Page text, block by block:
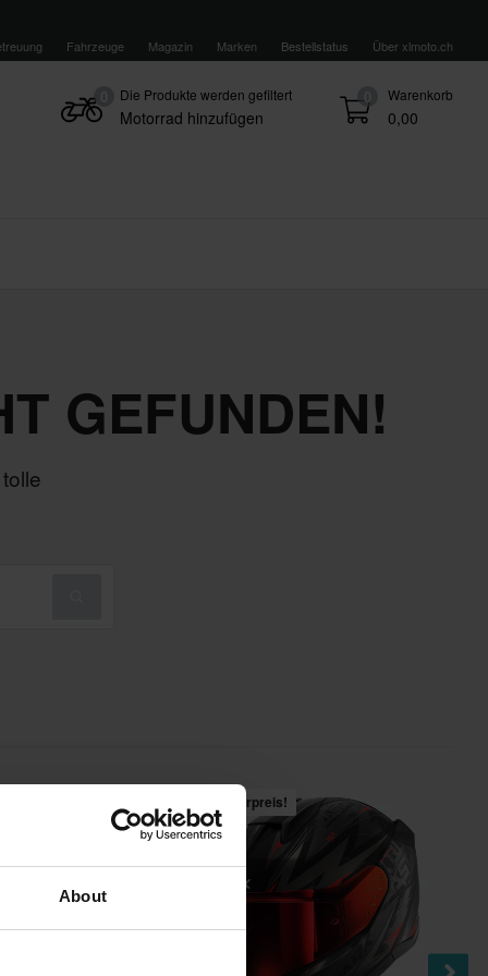
About
Fahrzeuge Magazin Marken Bestellstatus Über xlmoto.ch
0 Warenkorb
0,00
Die Produkte werden gefiltert
Motorrad hinzufügen
GEFUNDEN!
Hammerpreis!